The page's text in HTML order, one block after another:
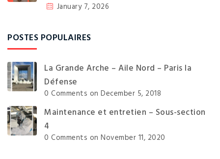
January 7, 2026
POSTES POPULAIRES
La Grande Arche – Aile Nord – Paris la
Défense
0 Comments on December 5, 2018
Maintenance et entretien – Sous-section
4
0 Comments on November 11, 2020